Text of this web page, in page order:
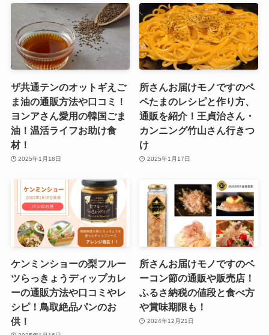
ザ共通テンのオットギえご
ま油の通販方法や口コミ！
ヨンアさん愛用の韓国ごま
油！温活ライフお助け食
材！
2025年1月18日
所さんお届けモノですのペ
ペたまのレシピと作り方、
通販を紹介！王貞治さん・
カンニング竹山さん行きつ
け
2025年1月17日
ケンミンショーの梨フルー
ツらっきょうディップカレ
ーの通販方法や口コミやレ
シピ！鳥取絶品パンのお
供！
所さんお届けモノですのベ
ーコン節の通販や販売店！
ふるさ納税の値段と食べ方
や賞味期限も！
2024年12月21日